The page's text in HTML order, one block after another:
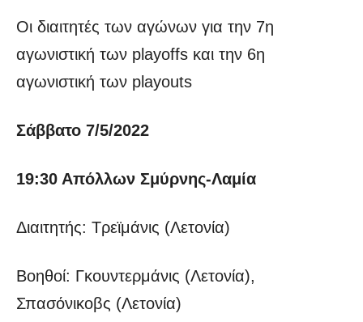
Οι διαιτητές των αγώνων για την 7η
αγωνιστική των playoffs και την 6η
αγωνιστική των playouts
Σάββατο 7/5/2022
19:30 Απόλλων Σμύρνης-Λαμία
Διαιτητής: Τρεϊμάνις (Λετονία)
Βοηθοί: Γκουντερμάνις (Λετονία),
Σπασόνικοβς (Λετονία)